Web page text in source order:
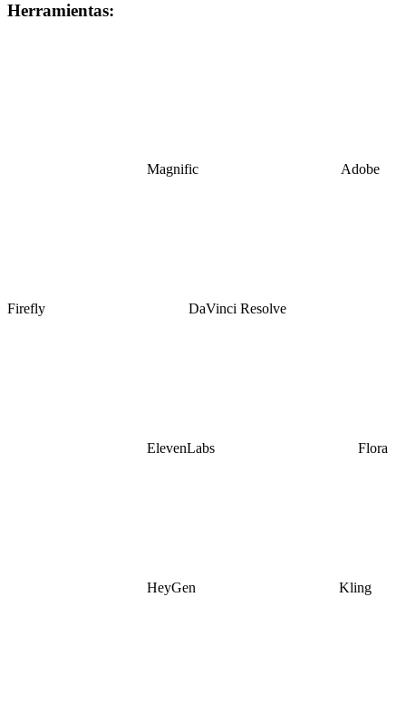
Herramientas:
Magnific Adobe
Firefly DaVinci Resolve
ElevenLabs Flora
HeyGen Kling